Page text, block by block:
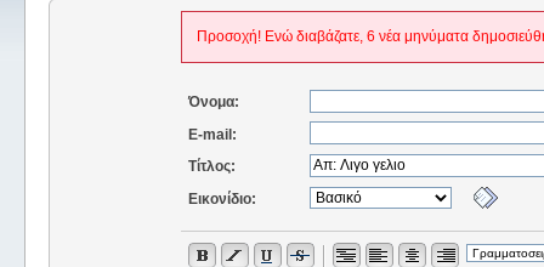
Προσοχή! Ενώ διαβάζατε, 6 νέα μηνύματα
Όνομα:
E-mail:
Τίτλος:
Εικονίδιο: